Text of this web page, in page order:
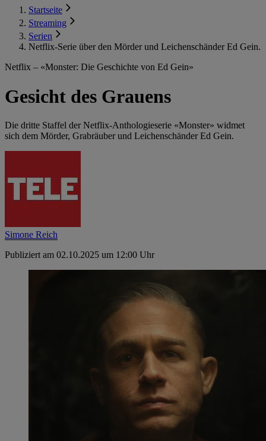
Startseite
Streaming
Serien
Netflix-Serie über den Mörder und Leichenschänder Ed Gein.
Netflix – «Monster: Die Geschichte von Ed Gein»
Gesicht des Grauens
Die dritte Staffel der Netflix-Anthologieserie «Monster» widmet
sich dem Mörder, Grabräuber und Leichenschänder Ed Gein.
Simone Reich
Publiziert am 02.10.2025 um 12:00 Uhr